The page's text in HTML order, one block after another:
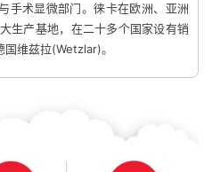
手术显微部门。徕卡在欧洲、亚洲
生产基地，在二十多个国家设有销
维兹拉(Wetzlar)。